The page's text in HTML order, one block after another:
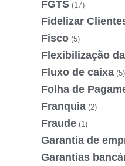
FGTS (17)
Fidelizar
Fisco (5)
Flexibilização
Fluxo de caixa (5)
Folha de
Franquia (2)
Fraude (1)
Garantia de
Garantias